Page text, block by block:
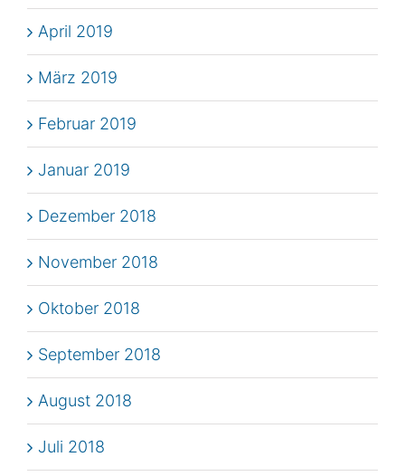
April 2019
März 2019
Februar 2019
Januar 2019
Dezember 2018
November 2018
Oktober 2018
September 2018
August 2018
Juli 2018